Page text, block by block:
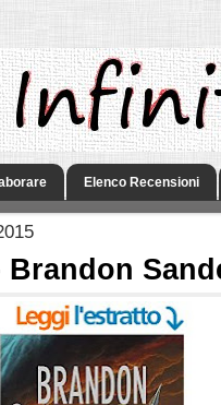
Elenco Recensioni
Brandon